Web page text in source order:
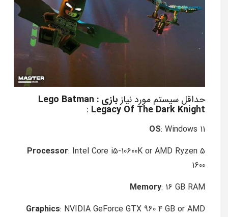
حداقل سیستم مورد نیاز بازی Lego Batman :
Legacy Of The Dark Knight
:
OS: Windows 11
Processor: Intel Core i5-10600K or AMD Ryzen 5
1600
Memory: 16 GB RAM
Graphics: NVIDIA GeForce GTX 960 4 GB or AMD